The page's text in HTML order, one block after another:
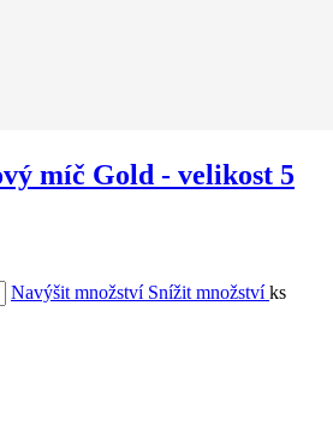
míč Gold - velikost 5
Navýšit množství Snížit množstvíks